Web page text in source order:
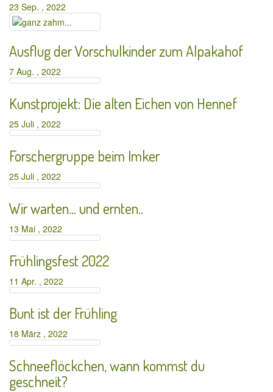
23 Sep. , 2022
Ausflug der Vorschulkinder zum Alpakahof
7 Aug. , 2022
Kunstprojekt: Die alten Eichen von Hennef
25 Juli , 2022
Forschergruppe beim Imker
25 Juli , 2022
Wir warten… und ernten..
13 Mai , 2022
Frühlingsfest 2022
11 Apr. , 2022
Bunt ist der Frühling
18 März , 2022
Schneeflöckchen, wann kommst du
geschneit?